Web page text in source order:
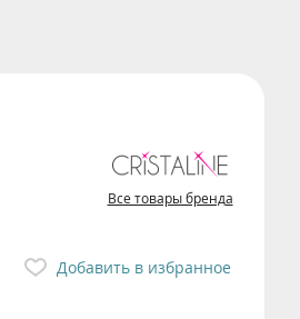
Все товары бренда
Добавить в избранное